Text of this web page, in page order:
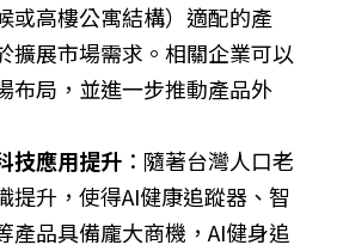
或高樓公寓結構）適配的產
擴展市場需求。相關企業可以
布局，並進一步推動產品外
技應用提升 ：隨著台灣人口老
提升，使得AI健康追蹤器、智
產品具備龐大商機，AI健身追